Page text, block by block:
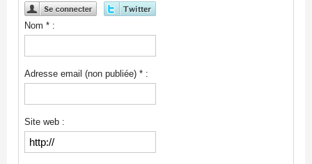
Nom * :
Adresse email (non publiée) * :
Site web :